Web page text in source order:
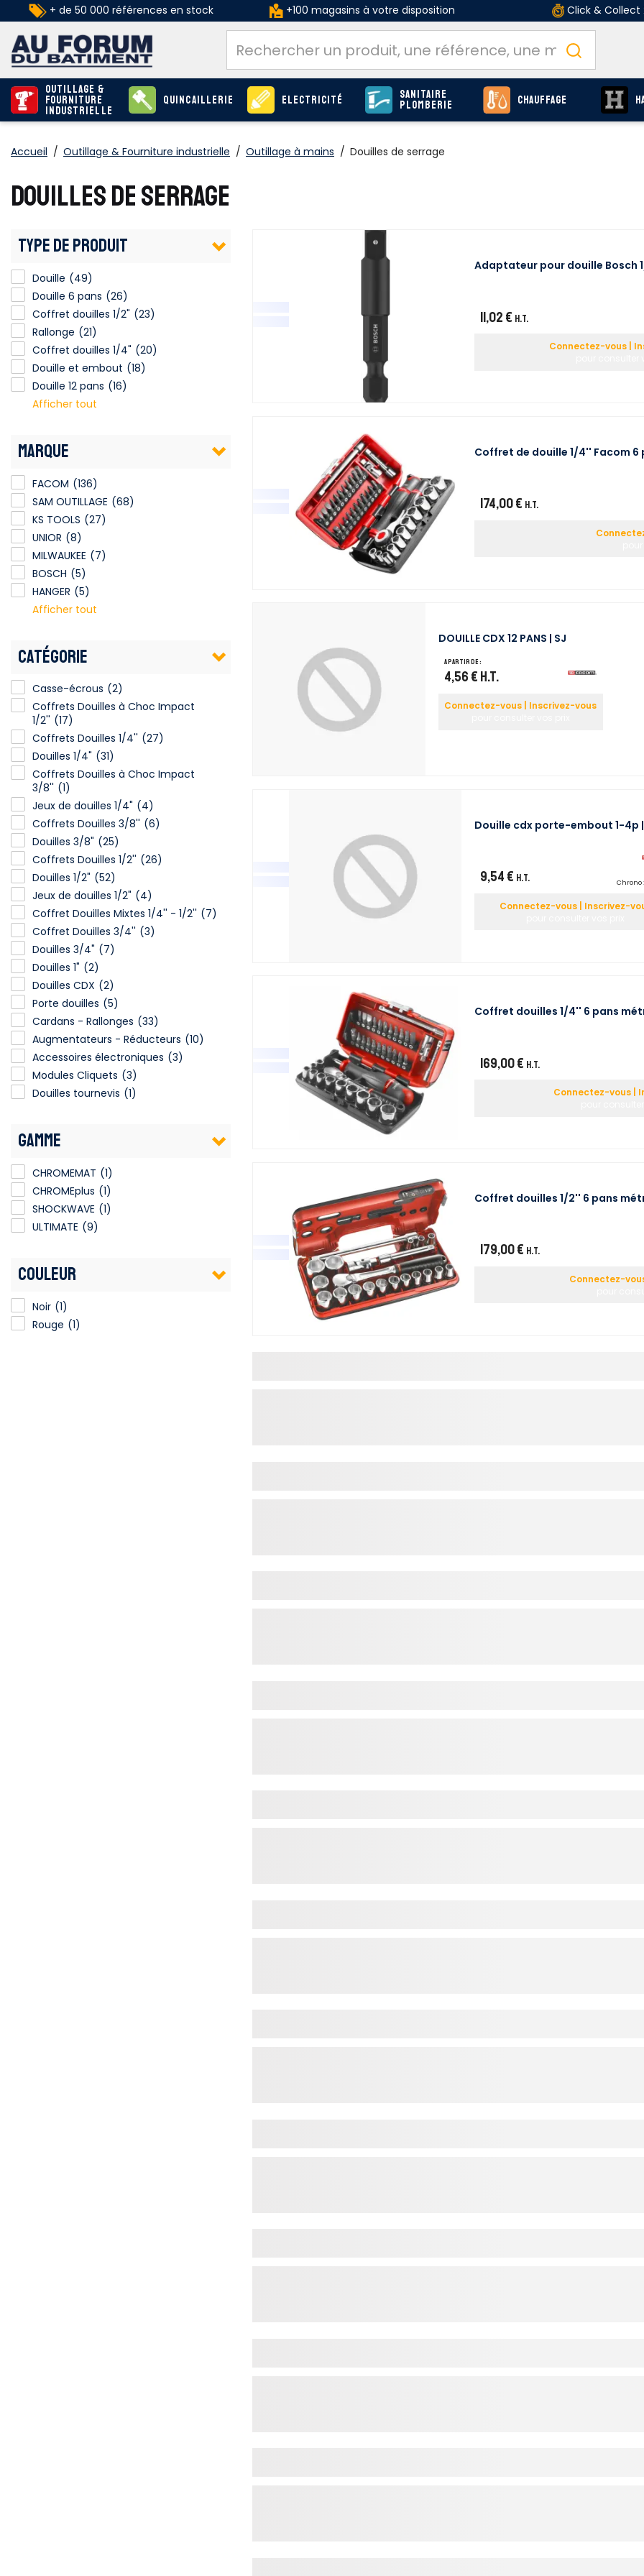
+ de 50 000 références en stock +100 magasins à votre disposition Click & Collect
Outillage &
Fourniture
industrielle
Quincaillerie Electricité Sanitaire
Plomberie Chauffage
Accueil / Outillage & Fourniture industrielle / Outillage à mains / Douilles de serrage
DOUILLES DE SERRAGE
TYPE DE PRODUIT
Douille (49)
Douille 6 pans (26)
Coffret douilles 1/2" (23)
Rallonge (21)
Coffret douilles 1/4" (20)
Douille et embout (18)
Douille 12 pans (16)
Afficher tout
MARQUE
FACOM (136)
SAM OUTILLAGE (68)
KS TOOLS (27)
UNIOR (8)
MILWAUKEE (7)
BOSCH (5)
HANGER (5)
Afficher tout
CATÉGORIE
Casse-écrous (2)
Coffrets Douilles à Choc Impact
1/2'' (17)
Coffrets Douilles 1/4'' (27)
Douilles 1/4" (31)
Coffrets Douilles à Choc Impact
3/8'' (1)
Jeux de douilles 1/4" (4)
Coffrets Douilles 3/8'' (6)
Douilles 3/8" (25)
Coffrets Douilles 1/2'' (26)
Douilles 1/2" (52)
Jeux de douilles 1/2" (4)
Coffret Douilles Mixtes 1/4'' - 1/2'' (7)
Coffret Douilles 3/4'' (3)
Douilles 3/4" (7)
Douilles 1" (2)
Douilles CDX (2)
Porte douilles (5)
Cardans - Rallonges (33)
Augmentateurs - Réducteurs (10)
Accessoires électroniques (3)
Modules Cliquets (3)
Douilles tournevis (1)
GAMME
CHROMEMAT (1)
CHROMEplus (1)
SHOCKWAVE (1)
ULTIMATE (9)
COULEUR
Noir (1)
Rouge (1)
Adaptateur pour douille Bosch
11,02 € H.T.
Connectez-vous |
Coffret de douille 1/4'' Facom 6
174,00 € H.T.
DOUILLE CDX 12 PANS | SJ
A partir de :
4,56 € H.T.
Connectez-vous | Inscrivez-vous
Douille cdx porte-embout 1-4p
9,54 € H.T. Chrono :
Connectez-vous | Inscrivez-
Coffret douilles 1/4'' 6 pans
169,00 € H.T.
Connectez-vous |
Coffret douilles 1/2'' 6 pans
179,00 € H.T.
Connectez-